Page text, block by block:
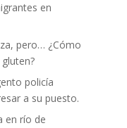
en
pero… ¿Cómo
policía
a su puesto.
en río de